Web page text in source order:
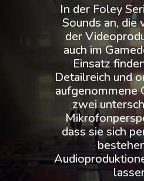
In der Foley
Sounds an, die
der
auch im
Einsatz
Detailreich und
aufgenommene
zwei
dass sie sich